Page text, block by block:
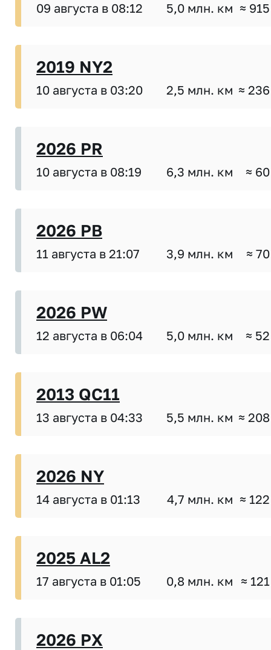
09 августа в 08:12 5,0 млн. км ≈
2019 NY2
10 августа в 03:20 2,5 млн. км ≈
2026 PR
10 августа в 08:19 6,3 млн. км ≈
2026 PB
11 августа в 21:07 3,9 млн. км ≈
2026 PW
12 августа в 06:04 5,0 млн. км ≈
2013 QC11
13 августа в 04:33 5,5 млн. км ≈
2026 NY
14 августа в 01:13 4,7 млн. км ≈
2025 AL2
17 августа в 01:05 0,8 млн. км ≈
2026 PX